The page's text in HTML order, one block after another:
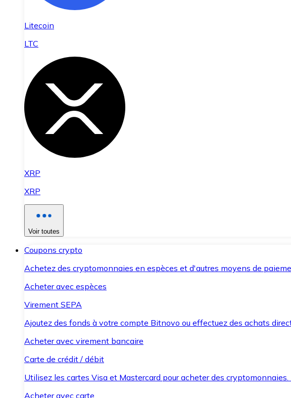
Litecoin
LTC
XRP
XRP
Voir toutes
Coupons crypto
Achetez des cryptomonnaies en espèces et d'autres moyens de
Acheter avec espèces
Virement SEPA
Ajoutez des fonds à votre compte Bitnovo ou effectuez des achats
Acheter avec virement bancaire
Carte de crédit / débit
Utilisez les cartes Visa et Mastercard pour acheter des cryptomonnaies.
Acheter avec carte